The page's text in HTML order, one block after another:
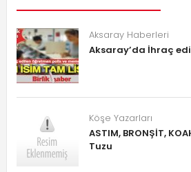
Aksaray Haberleri
Aksaray’da İhraç
Köşe Yazarları
ASTIM, BRONŞİT,
Tuzu